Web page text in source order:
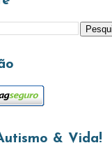
& Vida!